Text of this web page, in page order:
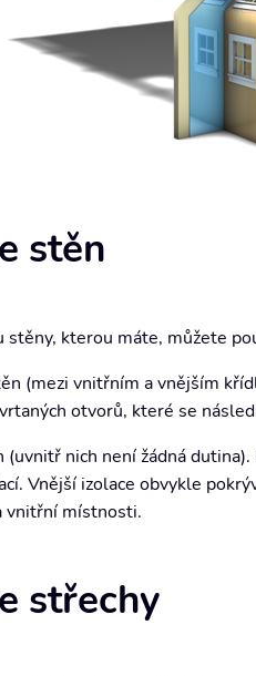
stěn
stěny, kterou máte, můžete
(mezi vnitřním a vnějším
otvorů, které se
(uvnitř nich není žádná
Vnější izolace obvykle
vnitřní místnosti.
střechy